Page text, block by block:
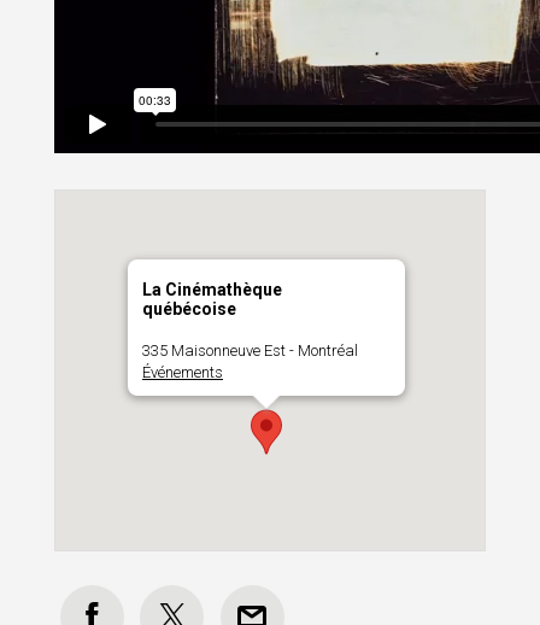
La Cinémathèque
québécoise
335 Maisonneuve Est - Montréal
Événements